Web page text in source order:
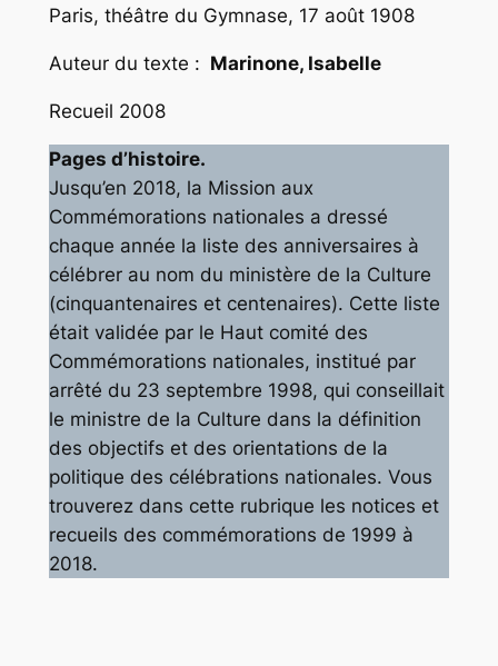
Paris, théâtre du Gymnase, 17 août 1908
Auteur du texte : Marinone, Isabelle
Recueil 2008
Pages d’histoire.
Jusqu’en 2018, la Mission aux
Commémorations nationales a dressé
chaque année la liste des anniversaires à
célébrer au nom du ministère de la Culture
(cinquantenaires et centenaires). Cette liste
était validée par le Haut comité des
Commémorations nationales, institué par
arrêté du 23 septembre 1998, qui conseillait
le ministre de la Culture dans la définition
des objectifs et des orientations de la
politique des célébrations nationales. Vous
trouverez dans cette rubrique les notices et
recueils des commémorations de 1999 à
2018.